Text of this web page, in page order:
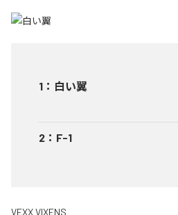
1 ： 白い翼
2 ： F-1
VEXX VIXENS